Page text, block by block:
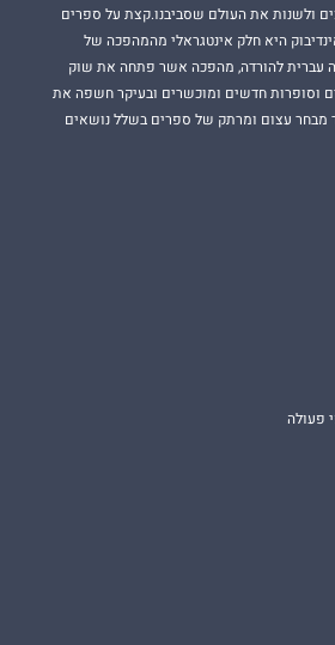
ולשנות את העולם שסביבנו.קצת על ספרים
היא חלק אינטגראלי מהמהפכה של
עברית להורדה, מהפכה אשר פתחה את שוק
וסופרות חדשים ומוכשרים ובעיקר חשפה את
מבחר עצום ומרתק של ספרים בשלל נושאים
פעולה